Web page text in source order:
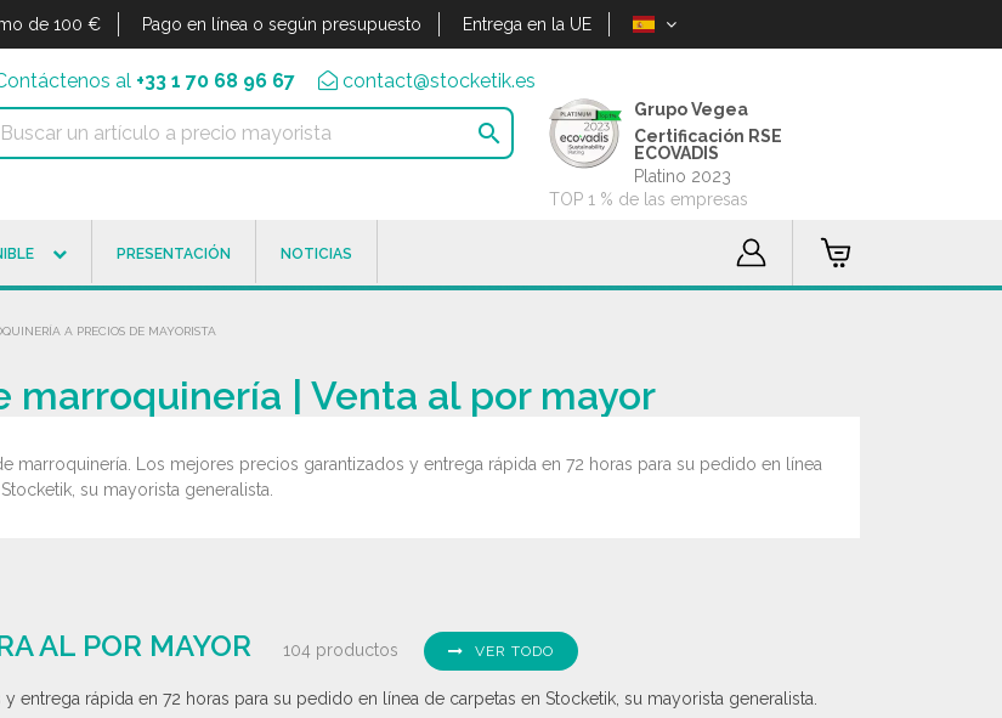
de 100 € Pago en línea o según presupuesto Entrega en la UE
al +33 1 70 68 96 67 contact@stocketik.es

Grupo Vegea
Certificación RSE
ECOVADIS
Platino 2023
TOP 1 % de las empresas
PRESENTACIÓN NOTICIAS
A PRECIOS DE MAYORISTA
marroquinería | Venta al por mayor
marroquinería. Los mejores precios garantizados y entrega rápida en 72 horas para su pedido en línea
su mayorista generalista.
AL POR MAYOR 104 productos VER TODO
rápida en 72 horas para su pedido en línea de carpetas en Stocketik, su mayorista generalista.